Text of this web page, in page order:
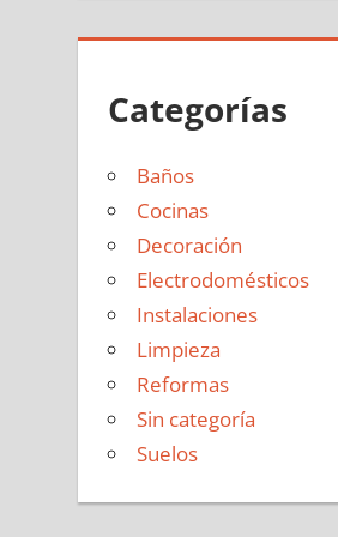
Categorías
Baños
Cocinas
Decoración
Electrodomésticos
Instalaciones
Limpieza
Reformas
Sin categoría
Suelos